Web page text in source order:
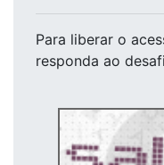
Para liberar o
responda ao